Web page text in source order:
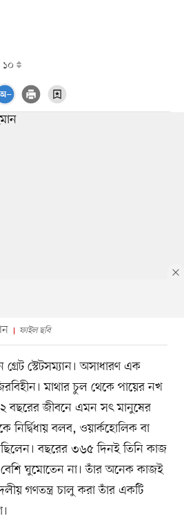
ফাইল ছবি
স্টেটসম্যান। অসাধারণ এক
মাথার চুল থেকে পায়ের নখ
বছরের জীবনে এমন সৎ মানুষের
নির্দ্বিধায় বলব, ওয়ার্কহোলিক বা
বছরের ৩৬৫ দিনই তিনি কাজ
বেশি ঘুমোতেন না। তাঁর অনেক কাজই
গণতন্ত্র চালু করা তাঁর একটি